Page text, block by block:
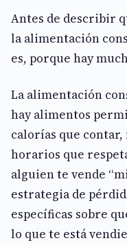
Antes de describir
la alimentación
es, porque hay
La alimentación
hay alimentos
calorías que
horarios que
alguien te vende
estrategia de
específicas sobre
lo que te está